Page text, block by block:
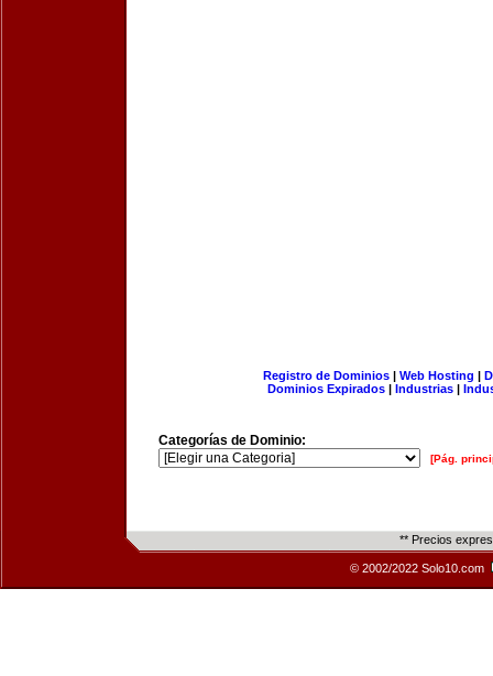
Registro de Dominios| Web Hosting |
Dominios Expirados | Industrias |
Categorías de Dominio:
[Pág.
** Precios
© 2002/2022 Solo10.com